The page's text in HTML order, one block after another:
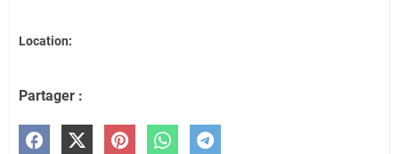
Location:
Partager :